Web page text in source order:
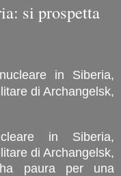
si prospetta
in Siberia,
di Archangelsk,
in Siberia,
di Archangelsk,
paura per una